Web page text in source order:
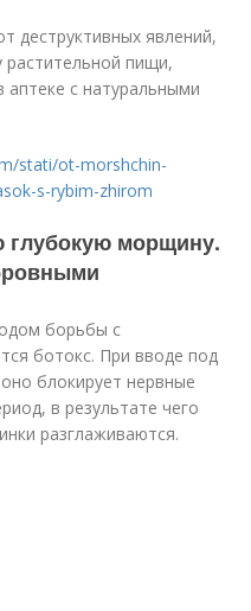
деструктивных явлений,
растительной пищи,
с натуральными
stati/ot-morshchin-
s-rybim-zhirom
глубокую морщину.
борьбы с
ботокс. При вводе под
блокирует нервные
в результате чего
разглаживаются.